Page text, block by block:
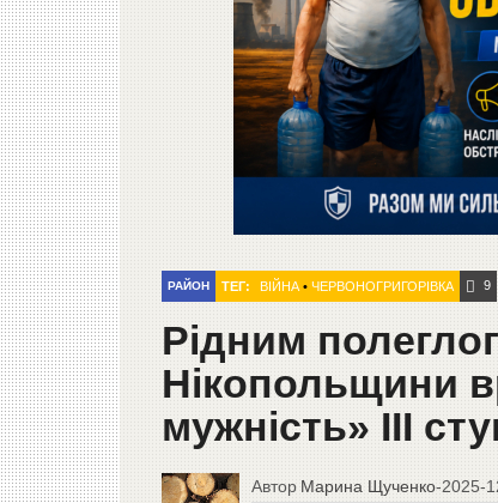
РАЙОН ТЕГ: ВІЙНА• ЧЕРВОНОГРИГОРІВКА 9
Рідним
Нікопольщини
мужність» ІІІ
Автор Марина Щученко-2025-